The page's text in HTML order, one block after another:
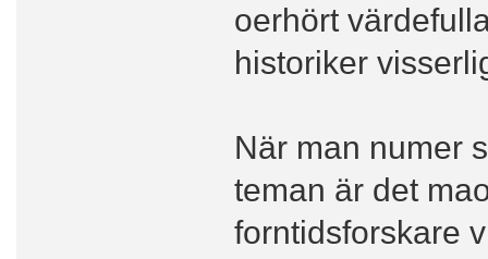
oerhört
historiker
När man numer
teman är det
forntidsforskare